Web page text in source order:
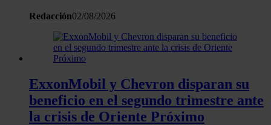
Redacción02/08/2026
ExxonMobil y Chevron disparan su
beneficio en el segundo trimestre ante
la crisis de Oriente Próximo